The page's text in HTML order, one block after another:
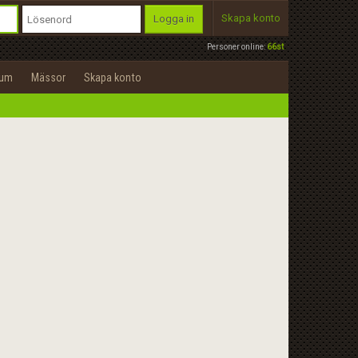
Personer online:66st
Logga in Skapa konto
Mässor Skapa konto